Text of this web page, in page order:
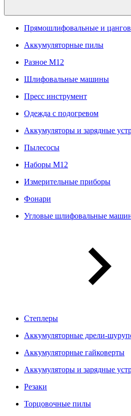
Прямошлифовальные и
Аккумуляторные пилы
Разное M12
Шлифовальные машины
Пресс инструмент
Одежда с подогревом
Аккумуляторы и зарядные
Пылесосы
Наборы М12
Измерительные приборы
Фонари
Угловые шлифовальные
Степлеры
Аккумуляторные дрели-
Аккумуляторные гайковерты
Аккумуляторы и зарядные
Резаки
Торцовочные пилы